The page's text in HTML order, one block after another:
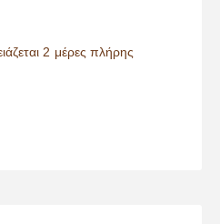
2 μέρες πλήρης